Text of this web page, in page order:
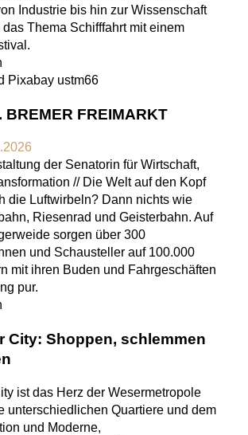
Industrie bis hin zur Wissenschaft
Thema Schifffahrt mit einem
BREMER FREIMARKT
der Senatorin für Wirtschaft,
// Die Welt auf den Kopf
die Luftwirbeln? Dann nichts wie
Riesenrad und Geisterbahn. Auf
sorgen über 300
und Schausteller auf 100.000
mit ihren Buden und Fahrgeschäften
pur.
City: Shoppen, schlemmen
ist das Herz der Wesermetropole
unterschiedlichen Quartiere und dem
und Moderne,